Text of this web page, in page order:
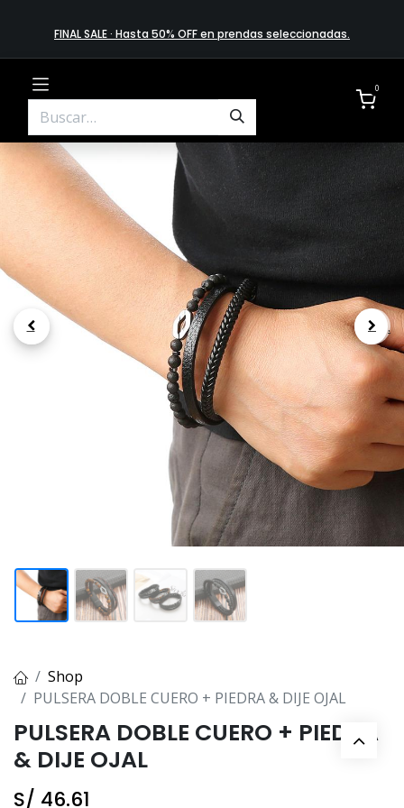
FINAL SALE · Hasta 50% OFF en prendas​ selecciona​das.
0
.
Shop
PULSERA DOBLE CUERO + PIEDRA & DIJE OJAL
PULSERA DOBLE CUERO + PIEDRA
& DIJE OJAL
S/ 46.61